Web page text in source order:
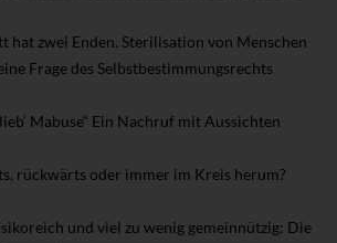
hat zwei Enden. Sterilisation von Menschen
Frage des Selbstbestimmungsrechts
Mabuse“ Ein Nachruf mit Aussichten
rückwärts oder immer im Kreis herum?
und viel zu wenig gemeinnützig: Die